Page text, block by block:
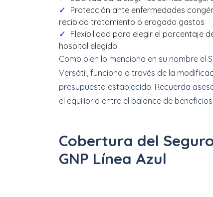
Protección ante enfermedades
recibido tratamiento o erogado gastos
Flexibilidad para elegir el porcentaje
hospital elegido
Como bien lo menciona en su nombre el
Versátil, funciona a través de la
presupuesto establecido. Recuerda
el equilibrio entre el balance de
Cobertura del
GNP Línea Azul